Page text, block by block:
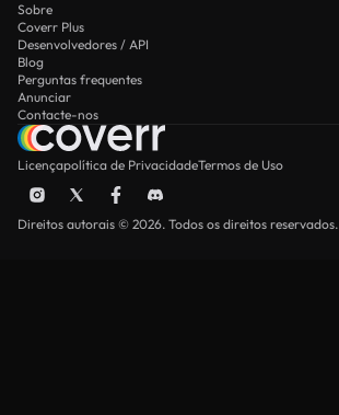
Sobre
Coverr Plus
Desenvolvedores / API
Blog
Perguntas frequentes
Anunciar
Contacte-nos
Licençapolítica de PrivacidadeTermos de Uso
Direitos autorais © 2026. Todos os direitos reservados.